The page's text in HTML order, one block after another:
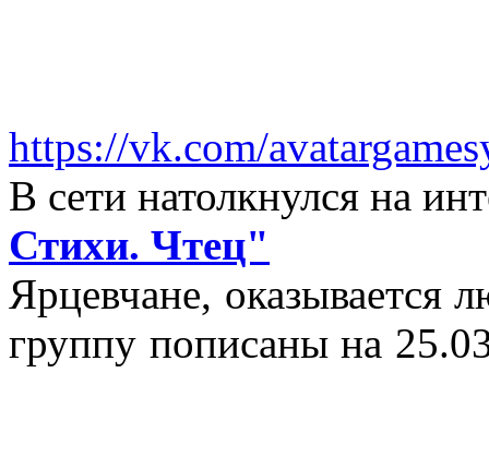
https://vk.com/
В сети натолкнулся на
Стихи. Чтец"
Ярцевчане, оказывается
группу пописаны на